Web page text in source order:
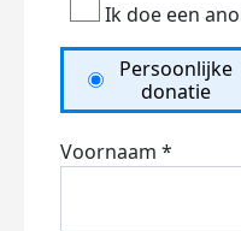
Ik doe een
Persoonlijke
donatie
Voornaam *